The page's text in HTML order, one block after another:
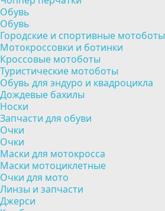
Обувь
Обувь
Городские и спортивные мотоботы
Мотокроссовки и ботинки
Кроссовые мотоботы
Туристические мотоботы
Обувь для эндуро и квадроцикла
Дождевые бахилы
Носки
Запчасти для обуви
Очки
Очки
Маски для мотокросса
Маски мотоциклетные
Очки для мото
Линзы и запчасти
Джерси